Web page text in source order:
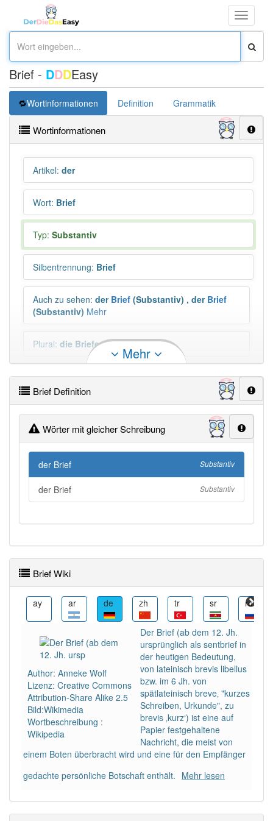
Toggle
Brief - DDDEasy
Wortinformationen Definition Grammatik
Wortinformationen
Artikel: der
Wort: Brief
Typ: Substantiv
Silbentrennung: Brief
Auch zu sehen: der Brief (Substantiv) , der Brief
(Substantiv) Mehr
Plural: die Briefe
Duden geprüft:
Brief Wiktionary
PowerIndex:5 953
Häufigkeit: 6 von 10
Wörter mit Endung-briefaber mit einem anderen
Artikelder: 0
korrekt erraten.
Mehr
Brief Definition
Wörter mit gleicher Schreibung
der Brief Substantiv
der Brief Substantiv
Brief Wiki
ay ar de zh tr sr ru
Author: Anneke Wolf
Lizenz: Creative Commons
Attribution-Share Alike 2.5
Bild:Wikimedia
Wortbeschreibung :
Wikipedia
Der Brief (ab dem 12. Jh.
ursprünglich als sentbrief in
der heutigen Bedeutung,
von lateinisch brevis libellus
bzw. im 6 Jh. von
spätlateinisch breve‚ "kurzes
Schreiben, Urkunde", zu
brevis ‚kurz‘) ist eine auf
Papier festgehaltene
Nachricht, die meist von
einem Boten überbracht wird und eine für den Empfänger
gedachte persönliche Botschaft enthält. Mehr lesen